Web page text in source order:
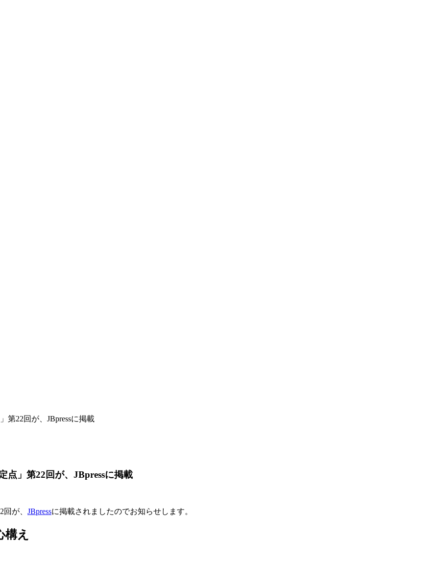
第22回が、JBpressに掲載
点」第22回が、JBpressに掲載
が、 JBpressに掲載されましたのでお知らせします。
構え